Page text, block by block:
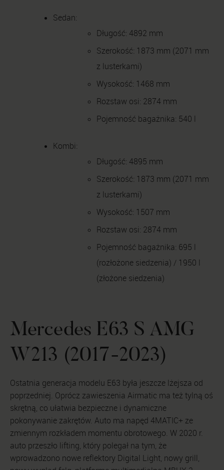
Sedan:
Długość: 4892 mm
Szerokość: 1873 mm (2071 mm
z lusterkami)
Wysokość: 1468 mm
Rozstaw osi: 2874 mm
Pojemność bagażnika: 540 l
Kombi:
Długość: 4895 mm
Szerokość: 1873 mm (2071 mm
z lusterkami)
Wysokość: 1507 mm
Rozstaw osi: 2874 mm
Pojemność bagażnika: 695 l
(rozłożone siedzenia) / 1950 l
(złożone siedzenia)
Mercedes E63 S AMG
W213 (2017-2023)
Ostatnia generacja modelu E63 była jeszcze lżejsza od
poprzedniej. Oprócz zawieszenia Airmatic ma też tylną oś
skrętną, co ułatwia bezpieczne i dynamiczne
pokonywanie zakrętów. Auto ma napęd 4MATIC+ ze
zmiennym rozkładem momentu obrotowego. W 2020 r.
auto przeszło lifting, który polegał na tym, że
wprowadzono nowe reflektory Digital Light, nowy grill,